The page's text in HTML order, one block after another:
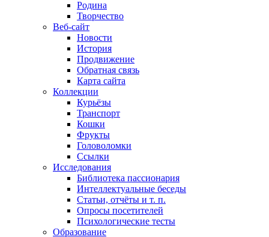
Родина
Творчество
Веб-сайт
Новости
История
Продвижение
Обратная связь
Карта сайта
Коллекции
Курьёзы
Транспорт
Кошки
Фрукты
Головоломки
Ссылки
Исследования
Библиотека пассионария
Интеллектуальные беседы
Статьи, отчёты и т. п.
Опросы посетителей
Психологические тесты
Образование